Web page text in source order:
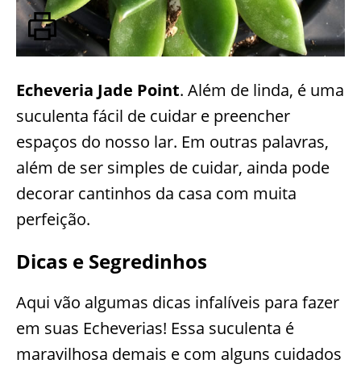
Echeveria Jade Point. Além de linda, é uma
suculenta fácil de cuidar e preencher
espaços do nosso lar. Em outras palavras,
além de ser simples de cuidar, ainda pode
decorar cantinhos da casa com muita
perfeição.
Dicas e Segredinhos
Aqui vão algumas dicas infalíveis para fazer
em suas Echeverias! Essa suculenta é
maravilhosa demais e com alguns cuidados